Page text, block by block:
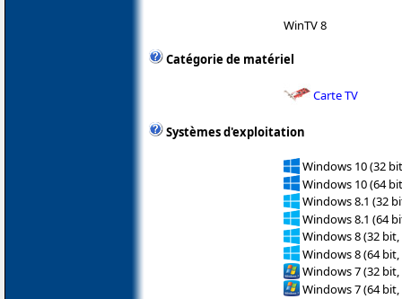
WinTV 8
Catégorie de matériel
Carte TV
Systèmes d'exploitation
Windows 10 (32
Windows 10 (64
Windows 8.1 (32
Windows 8.1 (64
Windows 8 (32 bit,
Windows 8 (64 bit,
Windows 7 (32 bit,
Windows 7 (64 bit,